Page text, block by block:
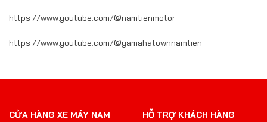
https://www.youtube.com/@namtienmotor
https://www.youtube.com/@yamahatownnamtien
CỬA HÀNG XE MÁY NAM
HỖ TRỢ KHÁCH HÀNG